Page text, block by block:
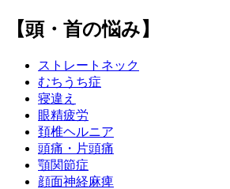
【頭・首の悩み】
ストレートネック
むちうち症
寝違え
眼精疲労
頚椎ヘルニア
頭痛・片頭痛
顎関節症
顔面神経麻痺